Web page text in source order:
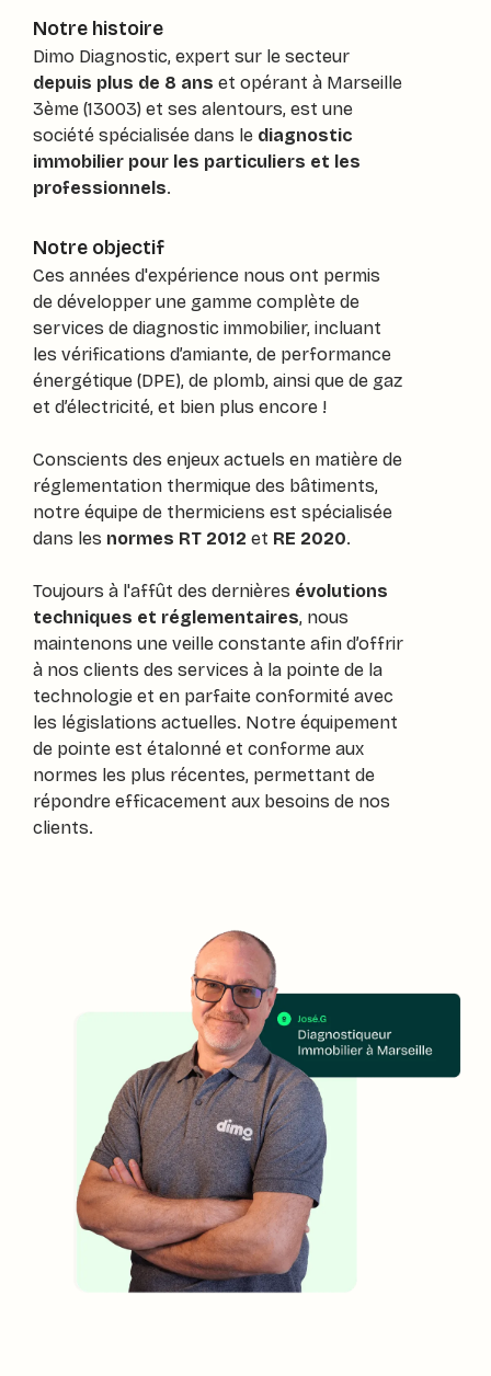
Notre histoire
Dimo Diagnostic, expert sur le secteur
depuis plus de 8 ans et opérant à Marseille
3ème (13003) et ses alentours, est une
société spécialisée dans le diagnostic
immobilier pour les particuliers et les
professionnels.
Notre objectif
Ces années d'expérience nous ont permis
de développer une gamme complète de
services de diagnostic immobilier, incluant
les vérifications d’amiante, de performance
énergétique (DPE), de plomb, ainsi que de gaz
et d’électricité, et bien plus encore !
Conscients des enjeux actuels en matière de
réglementation thermique des bâtiments,
notre équipe de thermiciens est spécialisée
dans les normes RT 2012 et RE 2020.
Toujours à l'affût des dernières évolutions
techniques et réglementaires, nous
maintenons une veille constante afin d’offrir
à nos clients des services à la pointe de la
technologie et en parfaite conformité avec
les législations actuelles. Notre équipement
de pointe est étalonné et conforme aux
normes les plus récentes, permettant de
répondre efficacement aux besoins de nos
clients.